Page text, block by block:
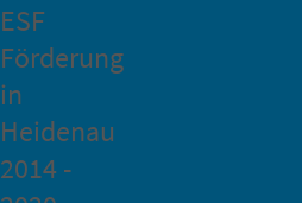
ESF
Förderung
in
Heidenau
2014 -